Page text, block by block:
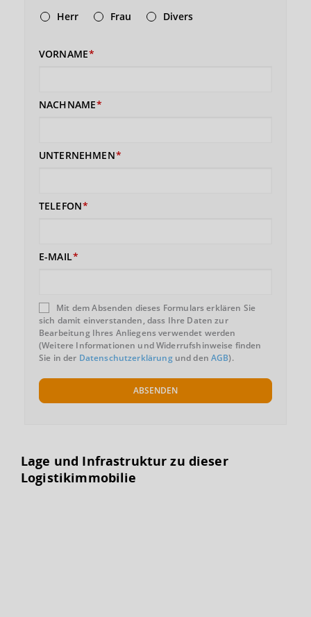
Herr
Frau Divers
VORNAME
NACHNAME
UNTERNEHMEN
TELEFON
E-MAIL
Mit dem Absenden dieses Formulars erklären Sie
sich damit einverstanden, dass Ihre Daten zur
Bearbeitung Ihres Anliegens verwendet werden
(Weitere Informationen und Widerrufshinweise finden
Sie in der Datenschutzerklärungund denAGB).
ABSENDEN
Lage und Infrastruktur zu dieser
Logistikimmobilie